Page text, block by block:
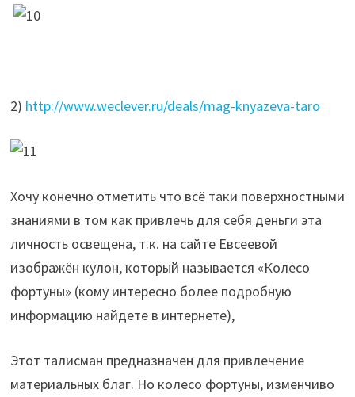
2) http://www.weclever.ru/deals/mag-knyazeva-taro
Хочу конечно отметить что всё таки поверхностными
знаниями в том как привлечь для себя деньги эта
личность освещена, т.к. на сайте Евсеевой
изображён кулон, который называется «Колесо
фортуны» (кому интересно более подробную
информацию найдете в интернете),
Этот талисман предназначен для привлечение
материальных благ. Но колесо фортуны, изменчиво